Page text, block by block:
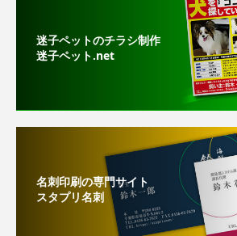
迷子ペットのチラシ制作
迷子ペット.net
名刺印刷の専門サイト
スタプリ名刺